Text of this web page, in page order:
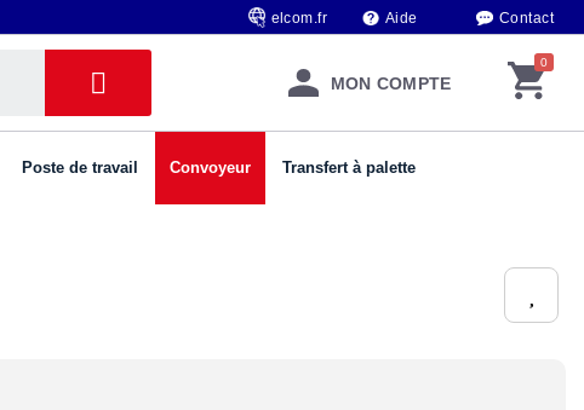
elcom.fr Aide Contact
MON COMPTE
Poste de travail Convoyeur Transfert à palette